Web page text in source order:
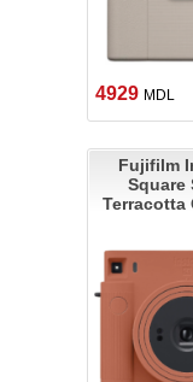
4929 MDL
Fujifilm
Square
Terracotta